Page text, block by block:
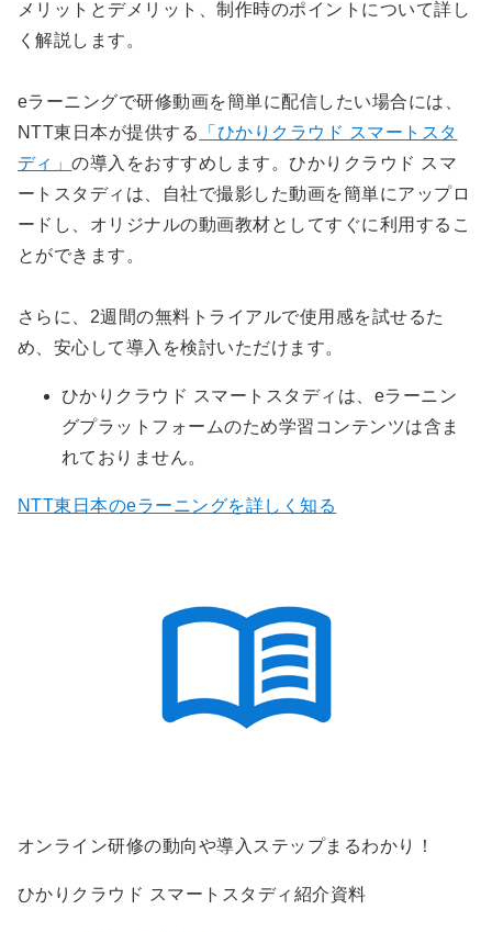
メリットとデメリット、制作時のポイントについて詳し
く解説します。
eラーニングで研修動画を簡単に配信したい場合には、
NTT東日本が提供する
「ひかりクラウド スマートスタ
ディ」の導入をおすすめします。ひかりクラウド スマ
ートスタディは、自社で撮影した動画を簡単にアップロ
ードし、オリジナルの動画教材としてすぐに利用するこ
とができます。
さらに、2週間の無料トライアルで使用感を試せるた
め、安心して導入を検討いただけます。
ひかりクラウド スマートスタディは、eラーニン
グプラットフォームのため学習コンテンツは含ま
れておりません。
NTT東日本のeラーニングを詳しく知る
オンライン研修の動向や導入ステップまるわかり！
ひかりクラウド スマートスタディ紹介資料